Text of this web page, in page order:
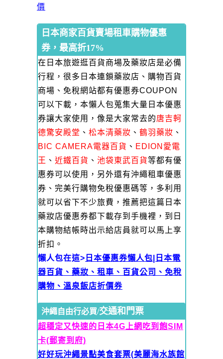
價
日本商家百貨賣場租車購物優惠
券，最高折17%
在日本旅遊逛百貨商場及藥妝店是必備
行程，很多日本連鎖藥妝店、購物百貨
商場、免稅網站都有優惠券COUPON
可以下載，本懶人包蒐集大量日本優惠
券讓大家使用，像是大家常去的唐吉軻
德驚安殿堂 、 松本清藥妝 、 鶴羽藥妝 、
BIC CAMERA電器百貨 、 EDION愛電
王 、 近鐵百貨 、 池袋東武百貨等都有優
惠券可以使用，另外還有沖繩租車優惠
券、完美行購物免稅優惠碼等，多利用
就可以省下不少旅費，推薦把這篇日本
藥妝店優惠券都下載存到手機裡，到日
本購物結帳時出示給店員就可以馬上享
折扣。
懶人包在這> 日本優惠券懶人包|日本電
器百貨、藥妝、租車、百貨公司、免稅
購物、溫泉飯店折價券
沖繩自由行必買/交通和門票
超穩定又快速的日本4G上網吃到飽SIM
卡(郵寄到府)
好好玩沖繩景點美食套票(美麗海水族館